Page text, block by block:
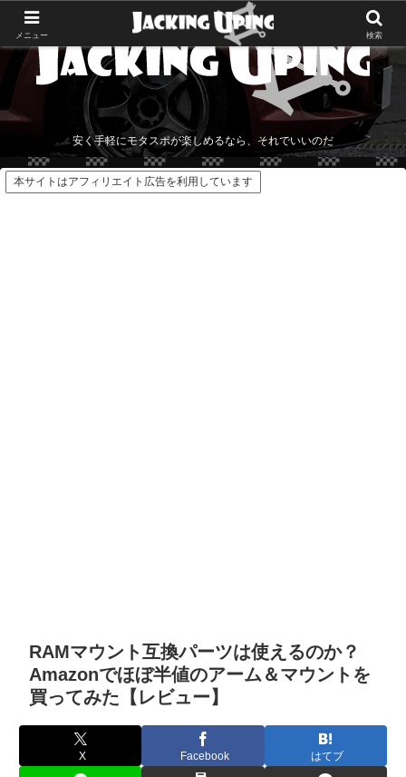
安く手軽にモタスポが楽しめるなら、それでいいのだ
本サイトはアフィリエイト広告を利用しています
RAMマウント互換パーツは使えるのか？
Amazonでほぼ半値のアーム＆マウントを
買ってみた【レビュー】
X Facebook はてブ
メニュー 検索